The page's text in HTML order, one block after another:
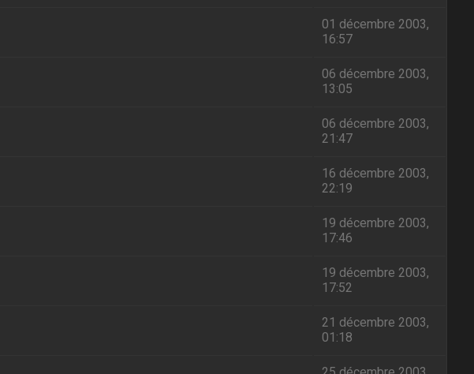
01 décembre 2003,
16:57
06 décembre 2003,
13:05
06 décembre 2003,
21:47
16 décembre 2003,
22:19
19 décembre 2003,
17:46
19 décembre 2003,
17:52
21 décembre 2003,
01:18